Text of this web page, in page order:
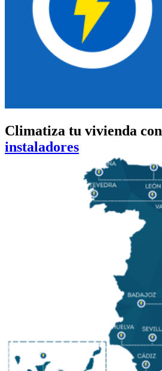
Climatiza tu vivienda con
instaladores